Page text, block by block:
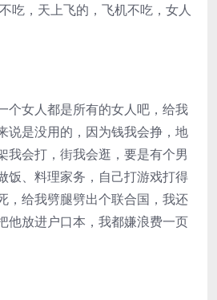
吃，天上飞的，飞机不吃，女人
个女人都是所有的女人吧，给我
说是没用的，因为钱我会挣，地
我会打，街我会逛，要是有个男
饭、料理家务，自己打游戏打得
，给我劈腿劈出个联合国，我还
他放进户口本，我都嫌浪费一页